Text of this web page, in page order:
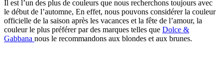
Il est l’un des plus de couleurs que nous recherchons toujours avec
le début de l’automne, En effet, nous pouvons considérer la couleur
officielle de la saison après les vacances et la fête de l’amour, la
couleur le plus préférer par des marques telles que Dolce &
Gabbana nous le recommandons aux blondes et aux brunes.